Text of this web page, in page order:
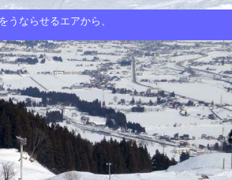
うならせるエアから、